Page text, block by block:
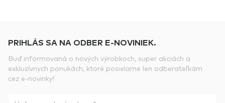
PRIHLÁS SA NA ODBER E-NOVINIEK.
Buď informovaná o nových výrobkoch, super akciách a
exkluzívnych ponukách, ktoré posielame len odberateľkám
cez e-novinky!